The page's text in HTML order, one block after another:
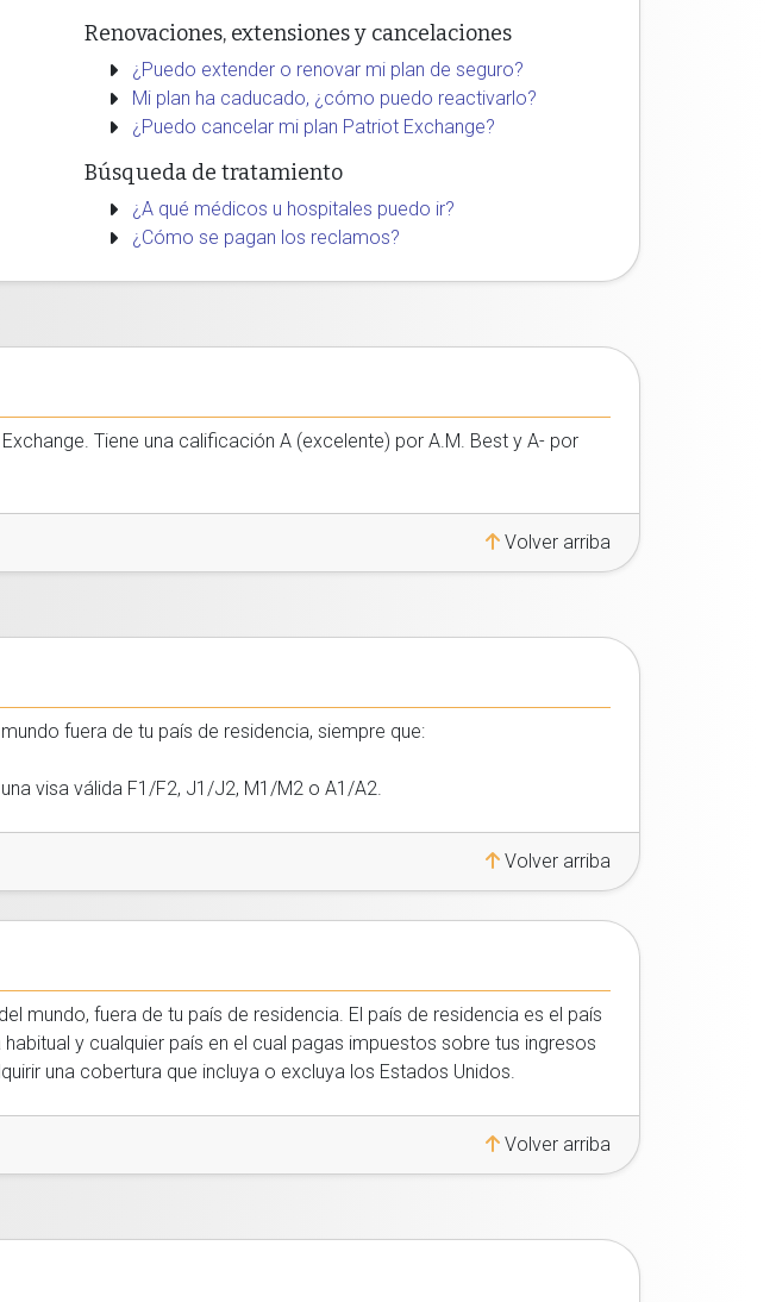
Renovaciones, extensiones y cancelaciones
¿Puedo extender o renovar mi plan de seguro?
Mi plan ha caducado, ¿cómo puedo reactivarlo?
¿Puedo cancelar mi plan Patriot Exchange?
Búsqueda de tratamiento
¿A qué médicos u hospitales puedo ir?
¿Cómo se pagan los reclamos?
Tiene una calificación A (excelente) por A.M. Best y A- por
Volver arriba
fuera de tu país de residencia, siempre que:
visa válida F1/F2, J1/J2, M1/M2 o A1/A2.
Volver arriba
mundo, fuera de tu país de residencia. El país de residencia es el país
y cualquier país en el cual pagas impuestos sobre tus ingresos
una cobertura que incluya o excluya los Estados Unidos.
Volver arriba